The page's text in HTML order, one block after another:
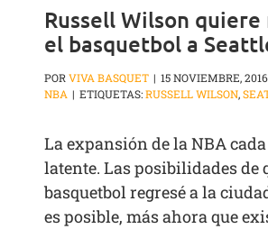
Russell Wilson
el basquetbol a
PORVIVA BASQUET | 15 NOVIEMBRE, 2016
NBA | ETIQUETAS:RUSSELL WILSON,
La expansión de la NBA
latente. Las posibilidades de
basquetbol regresé a la
es posible, más ahora que